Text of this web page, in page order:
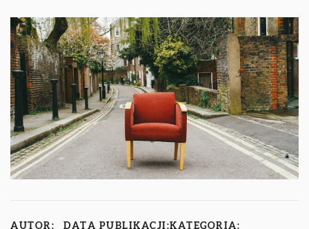
AUTOR: DATA PUBLIKACJI:KATEGORIA: